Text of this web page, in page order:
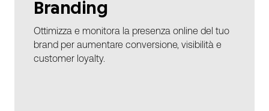
Branding
Ottimizza e monitora la presenza online del tuo
brand per aumentare conversione, visibilità e
customer loyalty.